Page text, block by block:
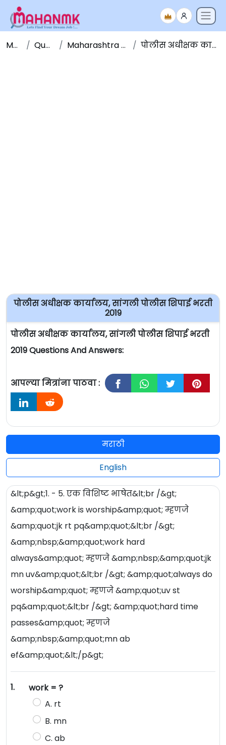
Maha NMK Question Papers Maharashtra Police Bharati Question Paper पोलीस अधीक्षक कार्यालय, सांगली पोलीस शिपाई भरती 2019
पोलीस अधीक्षक कार्यालय, सांगली पोलीस शिपाई भरती
2019
पोलीस अधीक्षक कार्यालय, सांगली पोलीस शिपाई भरती
2019 Questions And Answers:
आपल्या मित्रांना पाठवा :
मराठी
English
&lt;p&gt;1. - 5. एक विशिष्ट भाषेत&lt;br /&gt;
&amp;quot;work is worship&amp;quot; म्हणजे
&amp;quot;jk rt pq&amp;quot;&lt;br /&gt;
&amp;nbsp;&amp;quot;work hard
always&amp;quot; म्हणजे &amp;nbsp;&amp;quot;jk
mn uv&amp;quot;&lt;br /&gt; &amp;quot;always do
worship&amp;quot; म्हणजे &amp;quot;uv st
pq&amp;quot;&lt;br /&gt; &amp;quot;hard time
passes&amp;quot; म्हणजे
&amp;nbsp;&amp;quot;mn ab
ef&amp;quot;&lt;/p&gt;
1.
work = ?
A. rt
B. mn
C. ab